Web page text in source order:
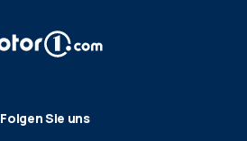
Folgen Sie uns